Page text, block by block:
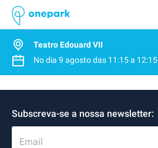
Teatro Edouard VII
No dia 9 agostodas 11:15a 12:15
Subscreva-se a nossa newsletter:
Email